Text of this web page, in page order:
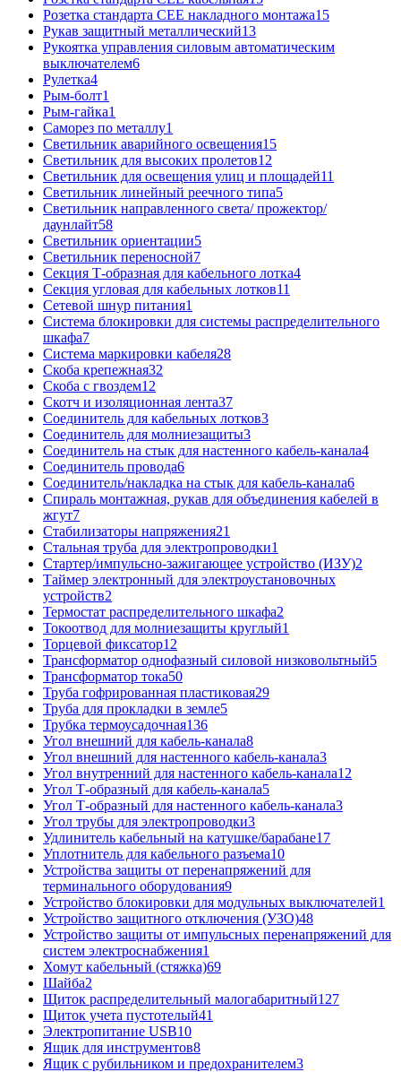
Розетка стандарта СЕЕ накладного монтажа15
Рукав защитный металлический13
Рукоятка управления силовым автоматическим
выключателем6
Рулетка4
Рым-болт1
Рым-гайка1
Саморез по металлу1
Светильник аварийного освещения15
Светильник для высоких пролетов12
Светильник для освещения улиц и площадей11
Светильник линейный реечного типа5
Светильник направленного света/ прожектор/
даунлайт58
Светильник ориентации5
Светильник переносной7
Секция Т-образная для кабельного лотка4
Секция угловая для кабельных лотков11
Сетевой шнур питания1
Система блокировки для системы распределительного
шкафа7
Система маркировки кабеля28
Скоба крепежная32
Скоба с гвоздем12
Скотч и изоляционная лента37
Соединитель для кабельных лотков3
Соединитель для молниезащиты3
Соединитель на стык для настенного кабель-канала4
Соединитель провода6
Соединитель/накладка на стык для кабель-канала6
Спираль монтажная, рукав для объединения кабелей в
жгут7
Стабилизаторы напряжения21
Стальная труба для электропроводки1
Стартер/импульсно-зажигающее устройство (ИЗУ)2
Таймер электронный для электроустановочных
устройств2
Термостат распределительного шкафа2
Токоотвод для молниезащиты круглый1
Торцевой фиксатор12
Трансформатор однофазный силовой низковольтный5
Трансформатор тока50
Труба гофрированная пластиковая29
Труба для прокладки в земле5
Трубка термоусадочная136
Угол внешний для кабель-канала8
Угол внешний для настенного кабель-канала3
Угол внутренний для настенного кабель-канала12
Угол Т-образный для кабель-канала5
Угол Т-образный для настенного кабель-канала3
Угол трубы для электропроводки3
Удлинитель кабельный на катушке/барабане17
Уплотнитель для кабельного разъема10
Устройства защиты от перенапряжений для
терминального оборудования9
Устройство блокировки для модульных выключателей1
Устройство защитного отключения (УЗО)48
Устройство защиты от импульсных перенапряжений для
систем электроснабжения1
Хомут кабельный (стяжка)69
Шайба2
Щиток распределительный малогабаритный127
Щиток учета пустотелый41
Электропитание USB10
Ящик для инструментов8
Ящик с рубильником и предохранителем3